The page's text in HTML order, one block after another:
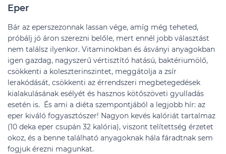
Eper
Bár az eperszezonnak lassan vége, amíg még teheted,
próbálj jó áron szerezni belőle, mert ennél jobb választást
nem találsz ilyenkor. Vitaminokban és ásványi anyagokban
igen gazdag, nagyszerű vértisztító hatású, baktériumölő,
csökkenti a koleszterinszintet, meggátolja a zsír
lerakódását, csökkenti az érrendszeri megbetegedések
kialakulásának esélyét és hasznos kötőszöveti gyulladás
esetén is. És ami a diéta szempontjából a legjobb hír: az
eper kiváló fogyasztószer! Nagyon kevés kalóriát tartalmaz
(10 deka eper csupán 32 kalória), viszont telítettség érzetet
okoz, és a benne található anyagoknak hála fáradtnak sem
fogjuk érezni magunkat.